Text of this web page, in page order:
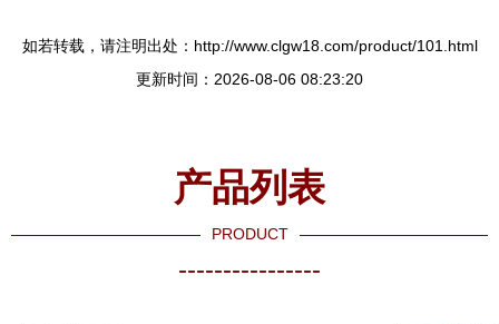
如若转载，请注明出处：http://www.clgw18.com/product/101.html
更新时间：2026-08-06 08:23:20
产品列表
PRODUCT
----------------